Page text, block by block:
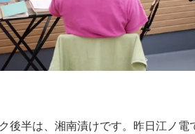
後半は、湘南漬けです。昨日江ノ